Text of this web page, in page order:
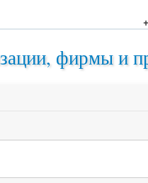
+
фирмы и